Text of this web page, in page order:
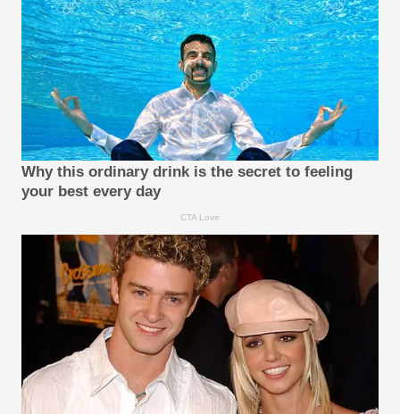
Why this ordinary drink is the secret to feeling
your best every day
CTA Love